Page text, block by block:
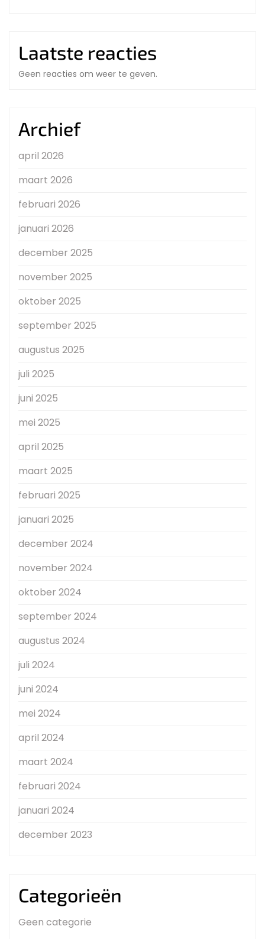
Laatste reacties
Geen reacties om weer te geven.
Archief
april 2026
maart 2026
februari 2026
januari 2026
december 2025
november 2025
oktober 2025
september 2025
augustus 2025
juli 2025
juni 2025
mei 2025
april 2025
maart 2025
februari 2025
januari 2025
december 2024
november 2024
oktober 2024
september 2024
augustus 2024
juli 2024
juni 2024
mei 2024
april 2024
maart 2024
februari 2024
januari 2024
december 2023
Categorieën
Geen categorie